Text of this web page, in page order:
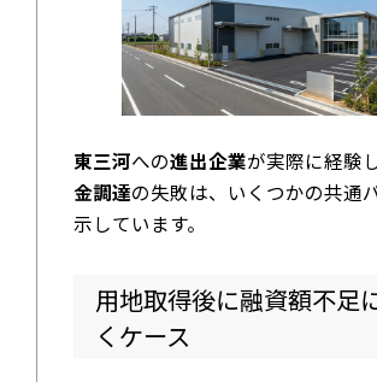
東三河への進出企業が実際に経験
金調達の失敗は、いくつかの共通
示しています。
用地取得後に融資額不足
くケース